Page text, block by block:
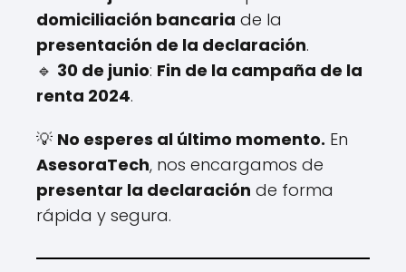
domiciliación bancaria de la
presentación de la declaración.
🔹 30 de junio: Fin de la campaña de la
renta 2024.
💡 No esperes al último momento. En
AsesoraTech, nos encargamos de
presentar la declaración de forma
rápida y segura.